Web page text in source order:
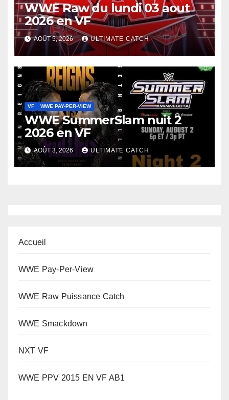
WWE Raw du lundi 03 aout
2026 en VF
AOÛT 5, 2026 ULTIMATE CATCH
VF WWE PAY-PER-VIEW
WWE SummerSlam nuit 2
2026 en VF
AOÛT 3, 2026 ULTIMATE CATCH
Accueil
WWE Pay-Per-View
WWE Raw Puissance Catch
WWE Smackdown
NXT VF
WWE PPV 2015 EN VF AB1